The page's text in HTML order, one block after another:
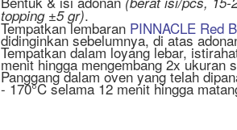
topping ±5 gr).
Tempatkan lembaran PINNACLE Red
didinginkan sebelumnya, di atas
Tempatkan dalam loyang lebar,
menit hingga mengembang 2x ukuran
Panggang dalam oven yang telah
- 170°C selama 12 menit hingga